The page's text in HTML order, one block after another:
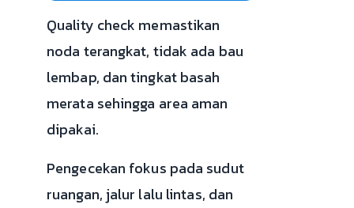
Quality check memastikan
noda terangkat, tidak ada bau
lembap, dan tingkat basah
merata sehingga area aman
dipakai.
Pengecekan fokus pada sudut
ruangan, jalur lalu lintas, dan